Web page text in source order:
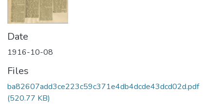
Date
1916-10-08
Files
ba82607add3ce223c59c371e4db4dcde43dcd02d.pdf
(520.77 KB)